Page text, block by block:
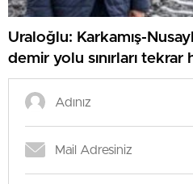
Uraloğlu: Karkamış-
demir yolu sınırları tekrar